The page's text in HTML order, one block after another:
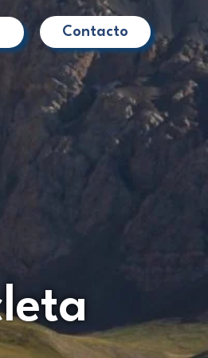
Contacto